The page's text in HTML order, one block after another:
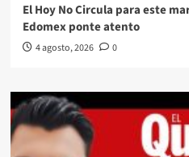
El Hoy No Circula para este
Edomex ponte atento
4 agosto, 2026 0